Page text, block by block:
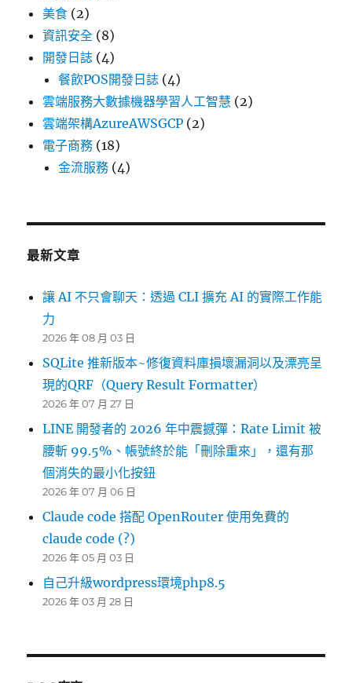
美食 (2)
資訊安全 (8)
開發日誌 (4)
餐飲POS開發日誌 (4)
雲端服務大數據機器學習人工智慧 (2)
雲端架構AzureAWSGCP (2)
電子商務 (18)
金流服務 (4)
最新文章
讓 AI 不只會聊天：透過 CLI 擴充 AI 的實際工作能
力
2026 年 08 月 03 日
SQLite 推新版本~修復資料庫損壞漏洞以及漂亮呈
現的QRF（Query Result Formatter）
2026 年 07 月 27 日
LINE 開發者的 2026 年中震撼彈：Rate Limit 被
腰斬 99.5%、帳號終於能「刪除重來」，還有那
個消失的最小化按鈕
2026 年 07 月 06 日
Claude code 搭配 OpenRouter 使用免費的
claude code (?)
2026 年 05 月 03 日
自己升級wordpress環境php8.5
2026 年 03 月 28 日